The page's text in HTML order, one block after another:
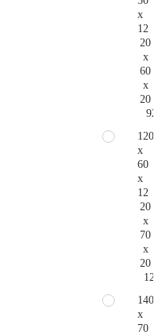
x
12
20
x
60
x
20
120
x
60
x
12
20
x
70
x
20
140
x
70